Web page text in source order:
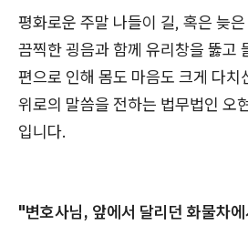
평화로운 주말 나들이 길, 혹은 늦
끔찍한 굉음과 함께 유리창을 뚫고
편으로 인해 몸도 마음도 크게 다치
위로의 말씀을 전하는 법무법인 오
입니다.
"변호사님, 앞에서 달리던 화물차